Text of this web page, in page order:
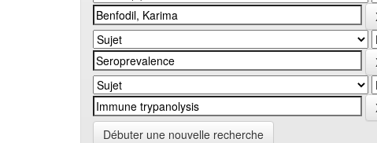
Débuter une nouvelle recherche